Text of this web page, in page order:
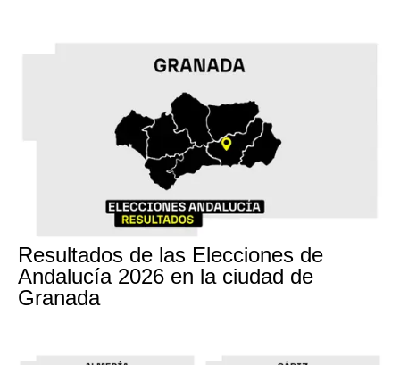
Resultados de las Elecciones de
Andalucía 2026 en la ciudad de
Granada